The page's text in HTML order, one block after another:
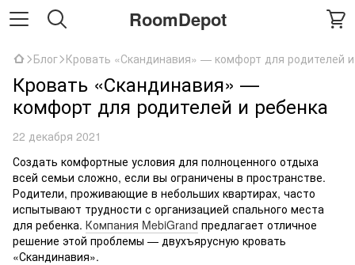
RoomDepot
Блог Кровать «Скандинавия» — комфорт для родителей
Кровать «Скандинавия» —
комфорт для родителей и ребенка
22 декабря 2021
Создать комфортные условия для полноценного отдыха
всей семьи сложно, если вы ограничены в пространстве.
Родители, проживающие в небольших квартирах, часто
испытывают трудности с организацией спального места
для ребенка. Компания MebiGrand предлагает отличное
решение этой проблемы — двухъярусную кровать
«Скандинавия».